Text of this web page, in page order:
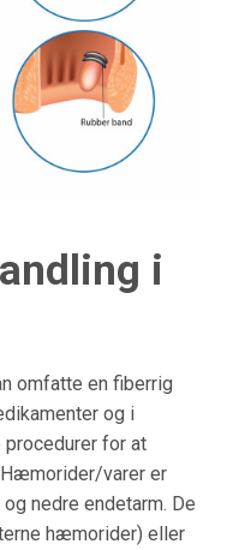
i
omfatte en fiberrig
og i
for at
varer er
nedre endetarm. De
hæmorider) eller